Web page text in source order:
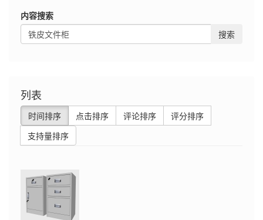
内容搜索
搜索
列表
时间排序 点击排序 评论排序
评分排序
支持量排序